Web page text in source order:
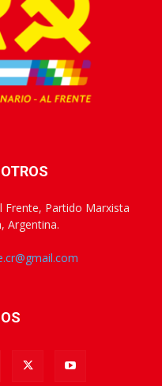
Frente, Partido Marxista
Argentina.